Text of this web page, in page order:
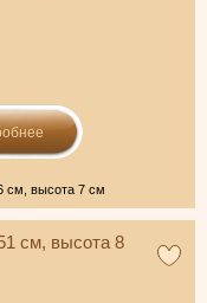
см, высота 7 см
см, высота 8